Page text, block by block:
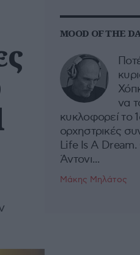
MOOD OF THE
να
κυκλοφορεί το
ορχηστρικές
Life Is A Dream.
Άντονι...
Μάκης Μηλάτος